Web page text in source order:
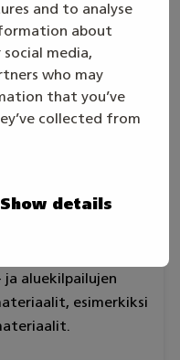
and to analyse
about
media,
who may
that you’ve
collected from
Show details
nuoli
PDF)
nuoli
PDF)
nuoli
aluekilpailujen
esimerkiksi